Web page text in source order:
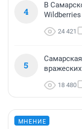
4
В
Wildberries
24 421
5
18 480
МНЕНИЕ